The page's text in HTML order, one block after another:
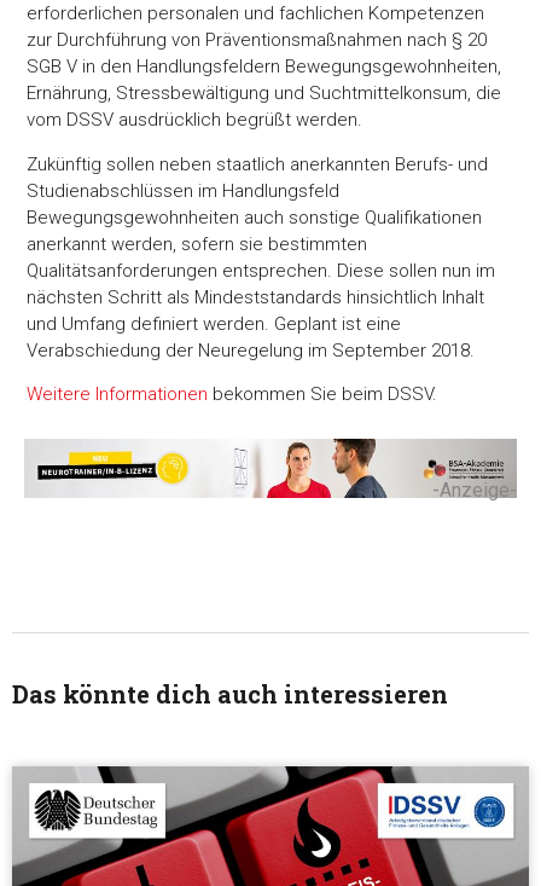
erforderlichen personalen und fachlichen Kompetenzen
zur Durchführung von Präventionsmaßnahmen nach § 20
SGB V in den Handlungsfeldern Bewegungsgewohnheiten,
Ernährung, Stressbewältigung und Suchtmittelkonsum, die
vom DSSV ausdrücklich begrüßt werden.
Zukünftig sollen neben staatlich anerkannten Berufs- und
Studienabschlüssen im Handlungsfeld
Bewegungsgewohnheiten auch sonstige Qualifikationen
anerkannt werden, sofern sie bestimmten
Qualitätsanforderungen entsprechen. Diese sollen nun im
nächsten Schritt als Mindeststandards hinsichtlich Inhalt
und Umfang definiert werden. Geplant ist eine
Verabschiedung der Neuregelung im September 2018.
Weitere Informationen bekommen Sie beim DSSV.
-Anzeige-
Das könnte dich auch interessieren